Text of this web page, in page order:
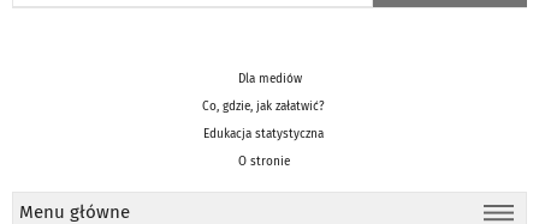
Dla mediów
Co, gdzie, jak załatwić?
Edukacja statystyczna
O stronie
Menu główne